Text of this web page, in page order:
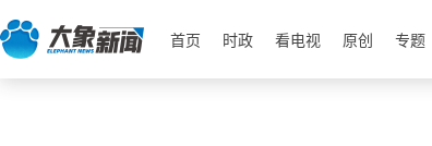
首页 时政 看电视 原创 专题